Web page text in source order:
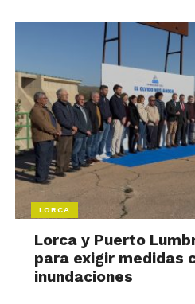
LORCA
Lorca y Puerto
para exigir medidas
inundaciones